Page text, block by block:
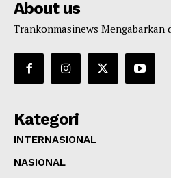
About us
Trankonmasinews Mengabarkan
Kategori
INTERNASIONAL
NASIONAL